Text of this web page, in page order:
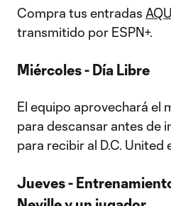
Compra tus entradas
transmitido por ESPN+.
Miércoles - Día Libre
El equipo aprovechará el
para descansar antes de
para recibir al D.C. United
Jueves -